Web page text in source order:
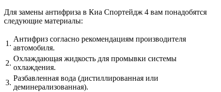
Для замены антифриза в Киа Спортейдж 4 вам понадобятся
следующие материалы:
1.
Антифриз согласно рекомендациям производителя
автомобиля.
2.
Охлаждающая жидкость для промывки системы
охлаждения.
3.
Разбавленная вода (дистиллированная или
деминерализованная).